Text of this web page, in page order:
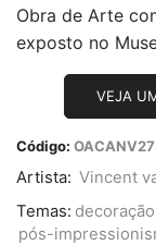
Obra de Arte
exposto no
VEJA
Código:
Artista: Vincent
Temas: decoração
pós-